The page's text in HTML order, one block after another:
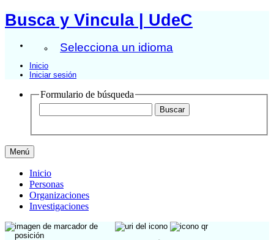
Busca y Vincula | UdeC
Selecciona un idioma
Inicio
Iniciar sesión
Formulario de búsqueda
Menú
Inicio
Personas
Organizaciones
Investigaciones